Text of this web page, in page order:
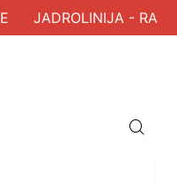
JADROLINIJA -